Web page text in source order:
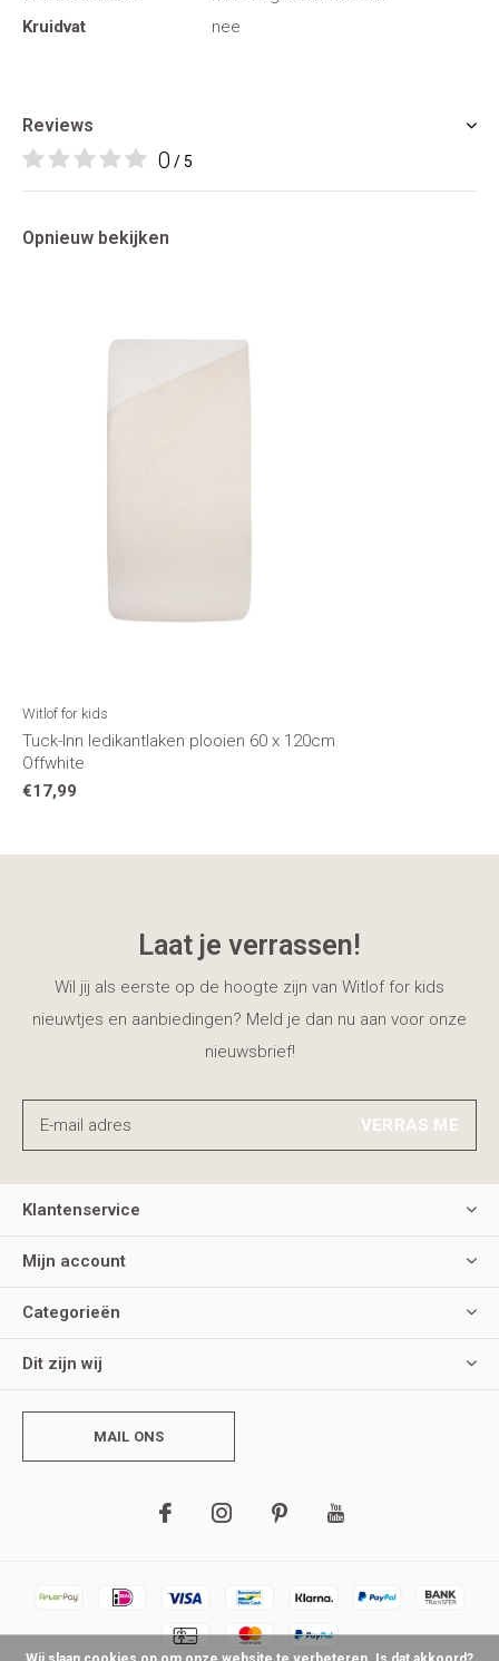
Kruidvat
nee
Reviews
0 / 5
Opnieuw bekijken
Witlof for kids
Tuck-Inn ledikantlaken plooien 60 x 120cm
Offwhite
€17,99
Laat je verrassen!
Wil jij als eerste op de hoogte zijn van Witlof for kids
nieuwtjes en aanbiedingen? Meld je dan nu aan voor onze
nieuwsbrief!
VERRAS ME
Klantenservice
Mijn account
Categorieën
Dit zijn wij
MAIL ONS